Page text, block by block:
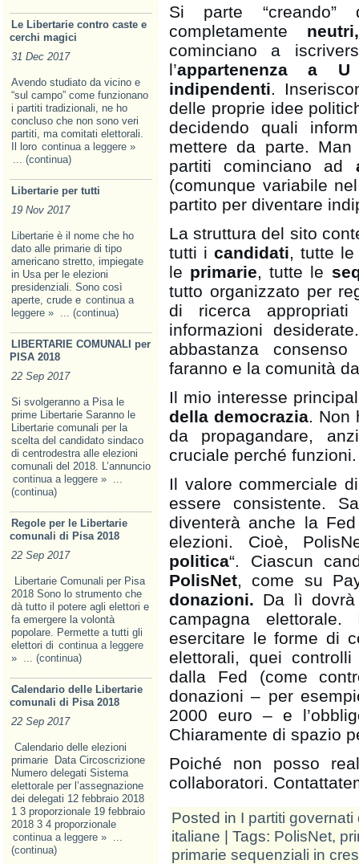
Le Libertarie contro caste e
cerchi magici
31 Dec 2017
Avendo studiato da vicino e
“sul campo” come funzionano
i partiti tradizionali, ne ho
concluso che non sono veri
partiti, ma comitati elettorali.
Il loro continua a leggere »
... (continua)
Libertarie per tutti
19 Nov 2017
Libertarie è il nome che ho
dato alle primarie di tipo
americano stretto, impiegate
in Usa per le elezioni
presidenziali. Sono così
aperte, crude e continua a
leggere » ... (continua)
LIBERTARIE COMUNALI per
PISA 2018
22 Sep 2017
Si svolgeranno a Pisa le
prime Libertarie Saranno le
Libertarie comunali per la
scelta del candidato sindaco
di centrodestra alle elezioni
comunali del 2018. L’annuncio
continua a leggere » ...
(continua)
Regole per le Libertarie
comunali di Pisa 2018
22 Sep 2017
Libertarie Comunali per Pisa
2018 Sono lo strumento che
dà tutto il potere agli elettori e
fa emer­gere la volontà
popolare. Permette a tutti gli
elettori di continua a leggere
» ... (continua)
Calendario delle Libertarie
comunali di Pisa 2018
22 Sep 2017
Calendario delle elezioni
primarie Data Circoscrizione
Numero delegati Sistema
elettorale per l’assegnazione
dei delegati 12 febbraio 2018
1 3 proporzionale 19 febbraio
2018 3 4 proporzionale
continua a leggere » ...
(continua)
Si parte
completamente
cominciano a
l’appartenenza a
indipendenti.
delle proprie idee
decidendo quali
mettere da parte.
partiti cominciano ad
(comunque variabile
partito per diventare
La struttura del sito
tutti icandidati, tutte
le primarie, tutte le
tutto organizzato per
di ricerca
informazioni
abbastanza
faranno e la comunità
Il mio interesse
della democrazia. Non
da propagandare,
cruciale perché funzioni.
Il valore commerciale
essere consistente.
diventerà anche la
elezioni. Cioè,
politica“. Ciascun
PolisNet, come su
donazioni. Da lì
campagna
esercitare le forme di
elettorali, quei
dalla Fed (come
donazioni – per
2000 euro – e
Chiaramente di spazio
Poiché non posso
collaboratori.
Posted in I partiti governati
italiane | Tags: PolisNet,
primarie sequenziali in